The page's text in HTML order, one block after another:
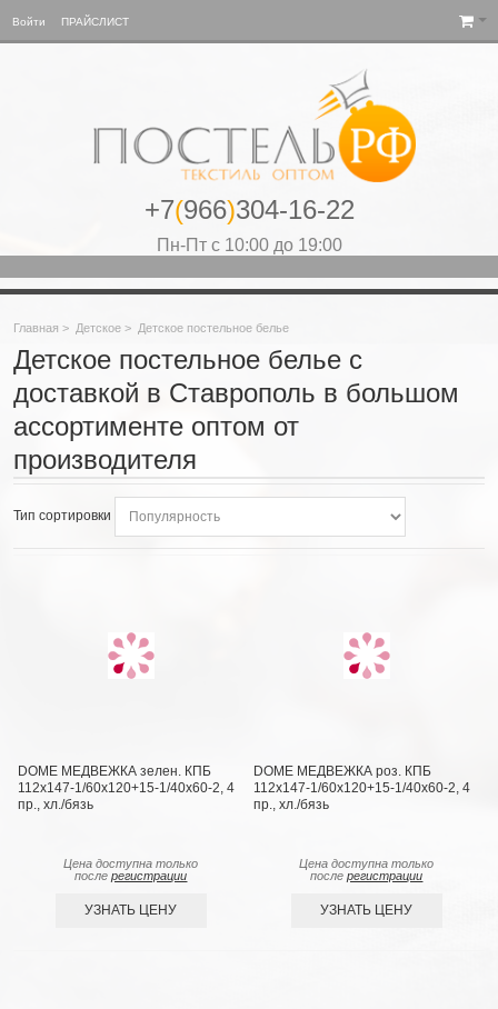
Войти ПРАЙСЛИСТ
+7(966)304-16-22
Пн-Пт с 10:00 до 19:00
Главная > Детское > Детское постельное белье
Детское постельное белье с
доставкой в Ставрополь в большом
ассортименте оптом от
производителя
Тип сортировки
DOME МЕДВЕЖКА зелен. КПБ
112х147-1/60х120+15-1/40х60-2, 4
пр., хл./бязь
Цена доступна только
послерегистрации
УЗНАТЬ ЦЕНУ
DOME МЕДВЕЖКА роз. КПБ
112х147-1/60х120+15-1/40х60-2, 4
пр., хл./бязь
Цена доступна только
послерегистрации
УЗНАТЬ ЦЕНУ